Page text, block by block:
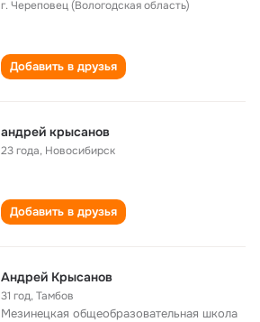
г. Череповец (Вологодская область)
Добавить в друзья
андрей крысанов
23 года, Новосибирск
Добавить в друзья
Андрей Крысанов
31 год,Тамбов
Мезинецкая общеобразовательная школа